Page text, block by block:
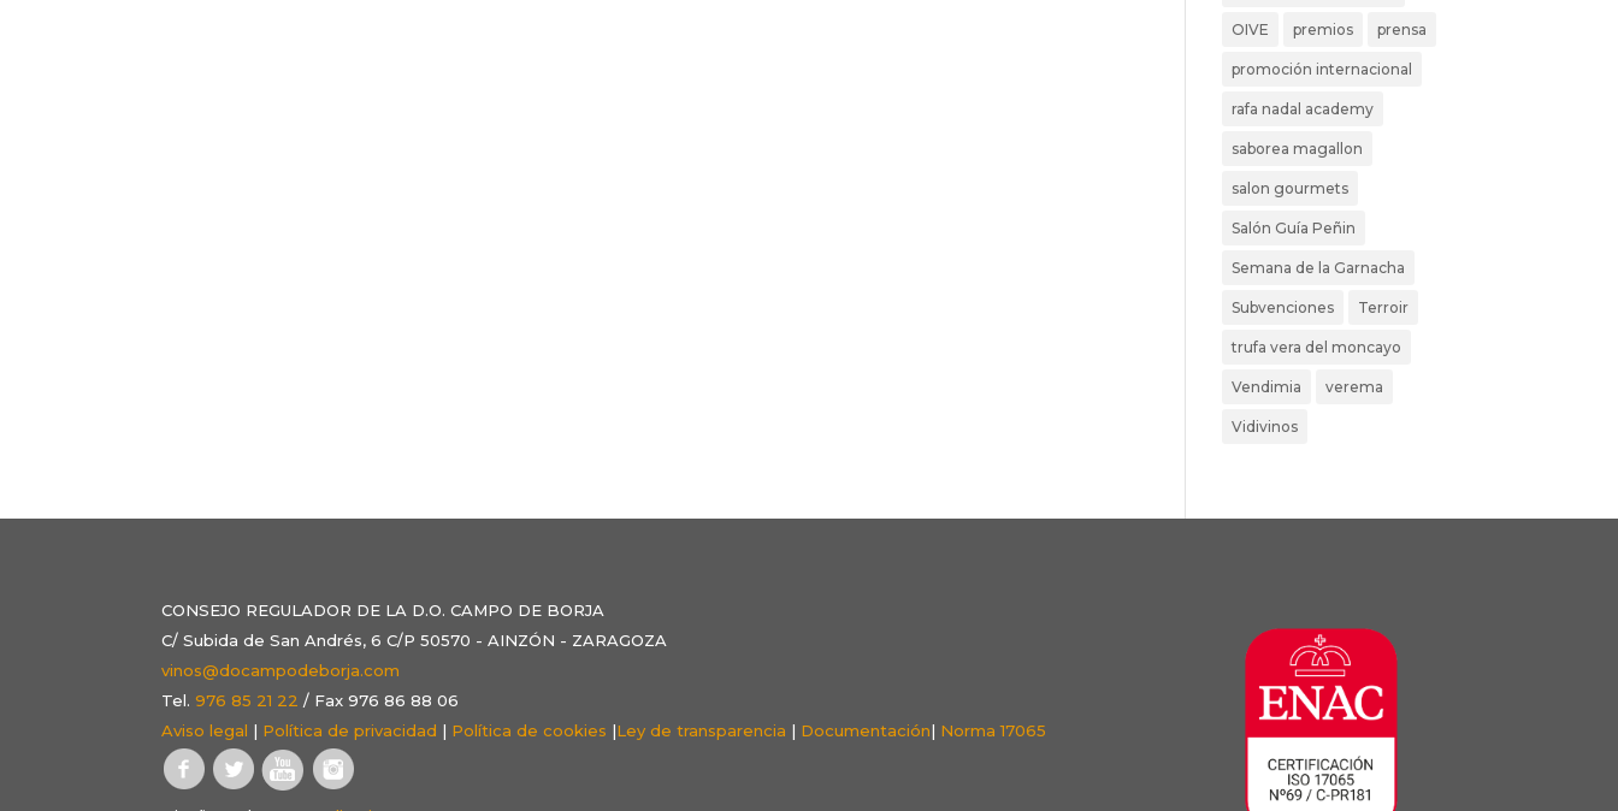
OIVE premios prensa
promoción internacional
rafa nadal academy
saborea magallon
salon gourmets
Salón Guía Peñin
Semana de la Garnacha
Subvenciones Terroir
trufa vera del moncayo
Vendimia verema
Vidivinos
CONSEJO REGULADOR DE LA D.O. CAMPO DE BORJA
C/ Subida de San Andrés, 6 C/P 50570 - AINZÓN - ZARAGOZA
vinos@docampodeborja.com
Tel.976 85 21 22 / Fax 976 86 88 06
Aviso legal | Política de privacidad | Política de cookies |Ley de transparencia | Documentación| Norma 17065